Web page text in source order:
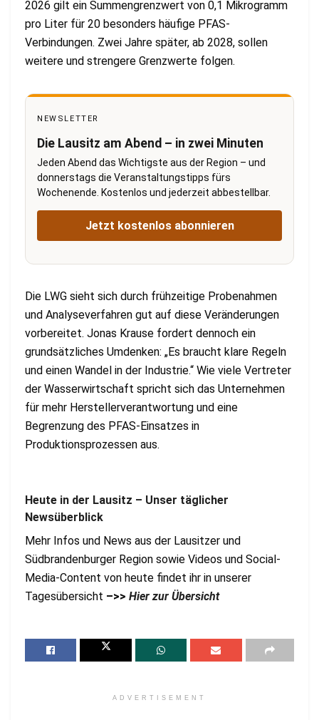
2026 gilt ein Summengrenzwert von 0,1 Mikrogramm
pro Liter für 20 besonders häufige PFAS-
Verbindungen. Zwei Jahre später, ab 2028, sollen
weitere und strengere Grenzwerte folgen.
NEWSLETTER
Die Lausitz am Abend – in zwei Minuten
Jeden Abend das Wichtigste aus der Region – und
donnerstags die Veranstaltungstipps fürs
Wochenende. Kostenlos und jederzeit abbestellbar.
Jetzt kostenlos abonnieren
Die LWG sieht sich durch frühzeitige Probenahmen
und Analyseverfahren gut auf diese Veränderungen
vorbereitet. Jonas Krause fordert dennoch ein
grundsätzliches Umdenken: „Es braucht klare Regeln
und einen Wandel in der Industrie.“ Wie viele Vertreter
der Wasserwirtschaft spricht sich das Unternehmen
für mehr Herstellerverantwortung und eine
Begrenzung des PFAS-Einsatzes in
Produktionsprozessen aus.
Heute in der Lausitz – Unser täglicher
Newsüberblick
Mehr Infos und News aus der Lausitzer und
Südbrandenburger Region sowie Videos und Social-
Media-Content von heute findet ihr in unserer
Tagesübersicht –>> Hier zur Übersicht
ADVERTISEMENT